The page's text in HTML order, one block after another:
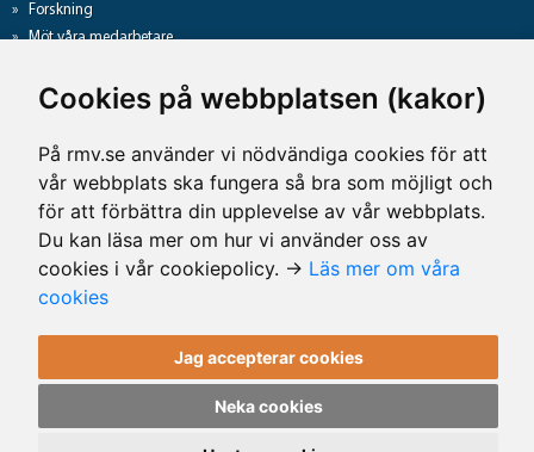
Cookies på webbplatsen (kakor)
På rmv.se använder vi nödvändiga cookies för att
vår webbplats ska fungera så bra som möjligt och
för att förbättra din upplevelse av vår webbplats.
Du kan läsa mer om hur vi använder oss av
cookies i vår cookiepolicy. → Läs mer om våra
cookies
Jag accepterar cookies
Neka cookies
Forskning
Möt våra medarbetare
Hantering av personuppgifter
Lediga jobb
Tillgänglighet på rmv.se
Kontaktuppgifter
Telefon: 010-483 41 00